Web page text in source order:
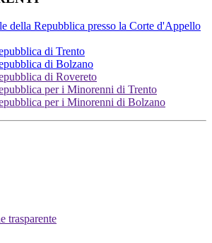
della Repubblica presso la Corte d'Appello
di Trento
di Bolzano
di Rovereto
per i Minorenni di Trento
per i Minorenni di Bolzano
trasparente